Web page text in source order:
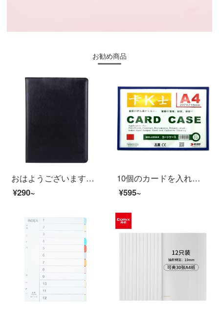
お勧め商品
おはようございます。黒い皮の契約書です。契約書A 4ビジネス契約書のファイルには鉄のクリップが付いています。
¥290~
10個のカードを入れて、磁気硬質ゴムカバーの透明PVCカード袋A 4ファイル保護カードケースに磁気貼付枠付きの青いJX 504を備えています。
¥595~